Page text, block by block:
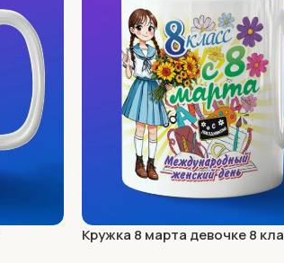
Кружка 8 марта девочке 8